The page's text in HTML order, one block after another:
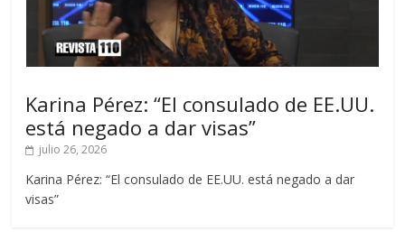
Karina Pérez: “El consulado de EE.UU.
está negado a dar visas”
julio 26, 2026
Karina Pérez: “El consulado de EE.UU. está negado a dar
visas”